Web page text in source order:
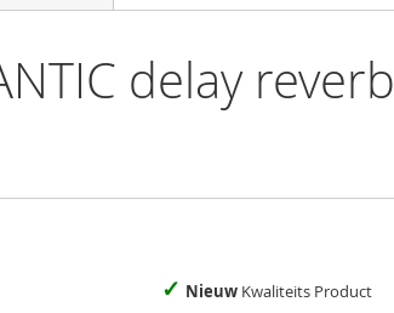
delay reverb
✓ Nieuw Kwaliteits Product